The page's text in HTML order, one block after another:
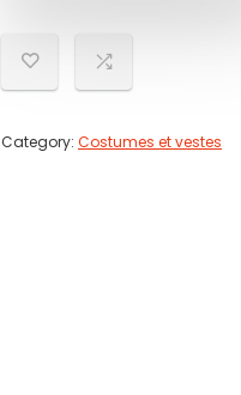
Category: Costumes et vestes